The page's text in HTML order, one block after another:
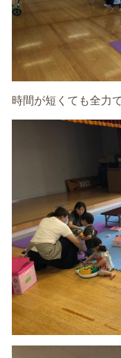
時間が短くても全力